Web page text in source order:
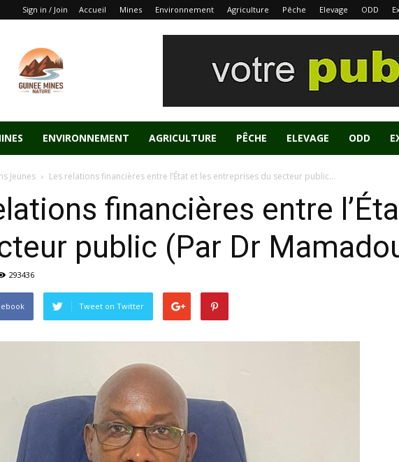
Sign in / Join Accueil Mines Environnement Agriculture Pêche Elevage ODD
ENVIRONNEMENT AGRICULTURE PÊCHE ELEVAGE ODD
Jeunes Les relations financières entre l’État et les entreprises du secteur public...
financières entre
public (Par Dr
293436
Tweet on Twitter